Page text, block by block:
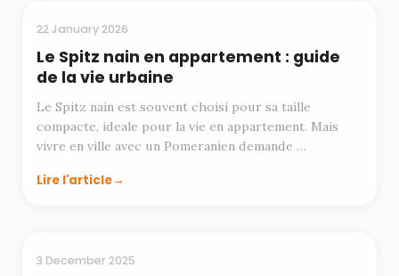
MODE DE VIE
22 January 2026
Le Spitz nain en appartement : guide
de la vie urbaine
Le Spitz nain est souvent choisi pour sa taille
compacte, ideale pour la vie en appartement. Mais
vivre en ville avec un Pomeranien demande …
Lire l'article
EDUCATION
3 December 2025